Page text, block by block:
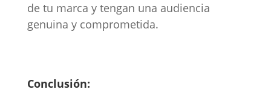
de tu marca y tengan una audiencia
genuina y comprometida.
Conclusión: